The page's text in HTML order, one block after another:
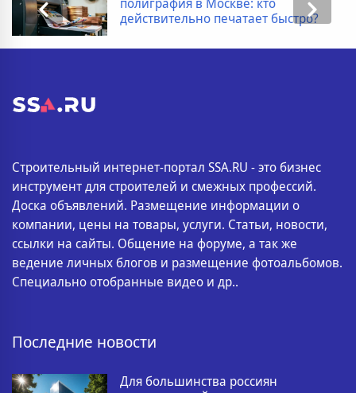
действительно печатает быстро?
Строительный интернет-портал SSA.RU - это бизнес
инструмент для строителей и смежных профессий.
Доска объявлений. Размещение информации о
компании, цены на товары, услуги. Статьи, новости,
ссылки на сайты. Общение на форуме, а так же
ведение личных блогов и размещение фотоальбомов.
Специально отобранные видео и др..
Последние новости
Для большинства россиян